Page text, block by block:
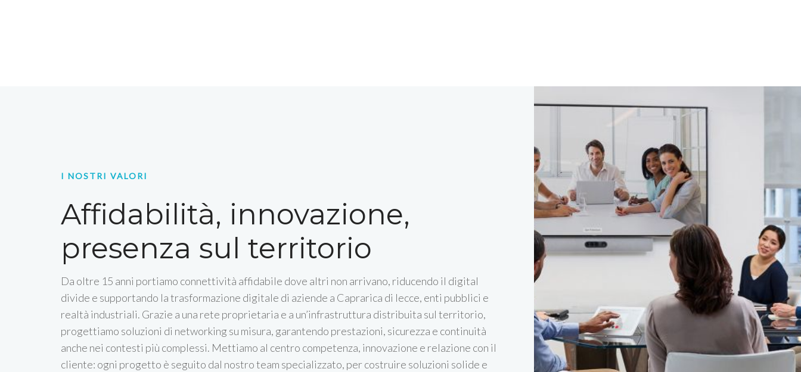
I NOSTRI VALORI
Affidabilità, innovazione,
presenza sul territorio
Da oltre 15 anni portiamo connettività affidabile dove altri non arrivano, riducendo il digital
divide e supportando la trasformazione digitale di aziende a Caprarica di lecce, enti pubblici e
realtà industriali. Grazie a una rete proprietaria e a un’infrastruttura distribuita sul territorio,
progettiamo soluzioni di networking su misura, garantendo prestazioni, sicurezza e continuità
anche nei contesti più complessi. Mettiamo al centro competenza, innovazione e relazione con il
cliente: ogni progetto è seguito dal nostro team specializzato, per costruire soluzioni solide e